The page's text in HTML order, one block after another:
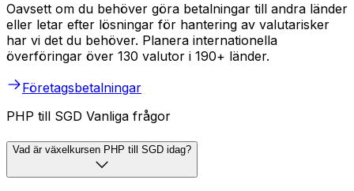
Oavsett om du behöver göra betalningar till andra länder
eller letar efter lösningar för hantering av valutarisker
har vi det du behöver. Planera internationella
överföringar över 130 valutor i 190+ länder.
Företagsbetalningar
PHP till SGD Vanliga frågor
Vad är växelkursen PHP till SGD idag?